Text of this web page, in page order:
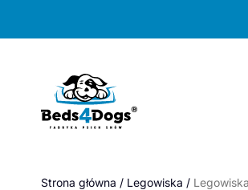
Strona główna / Legowiska /